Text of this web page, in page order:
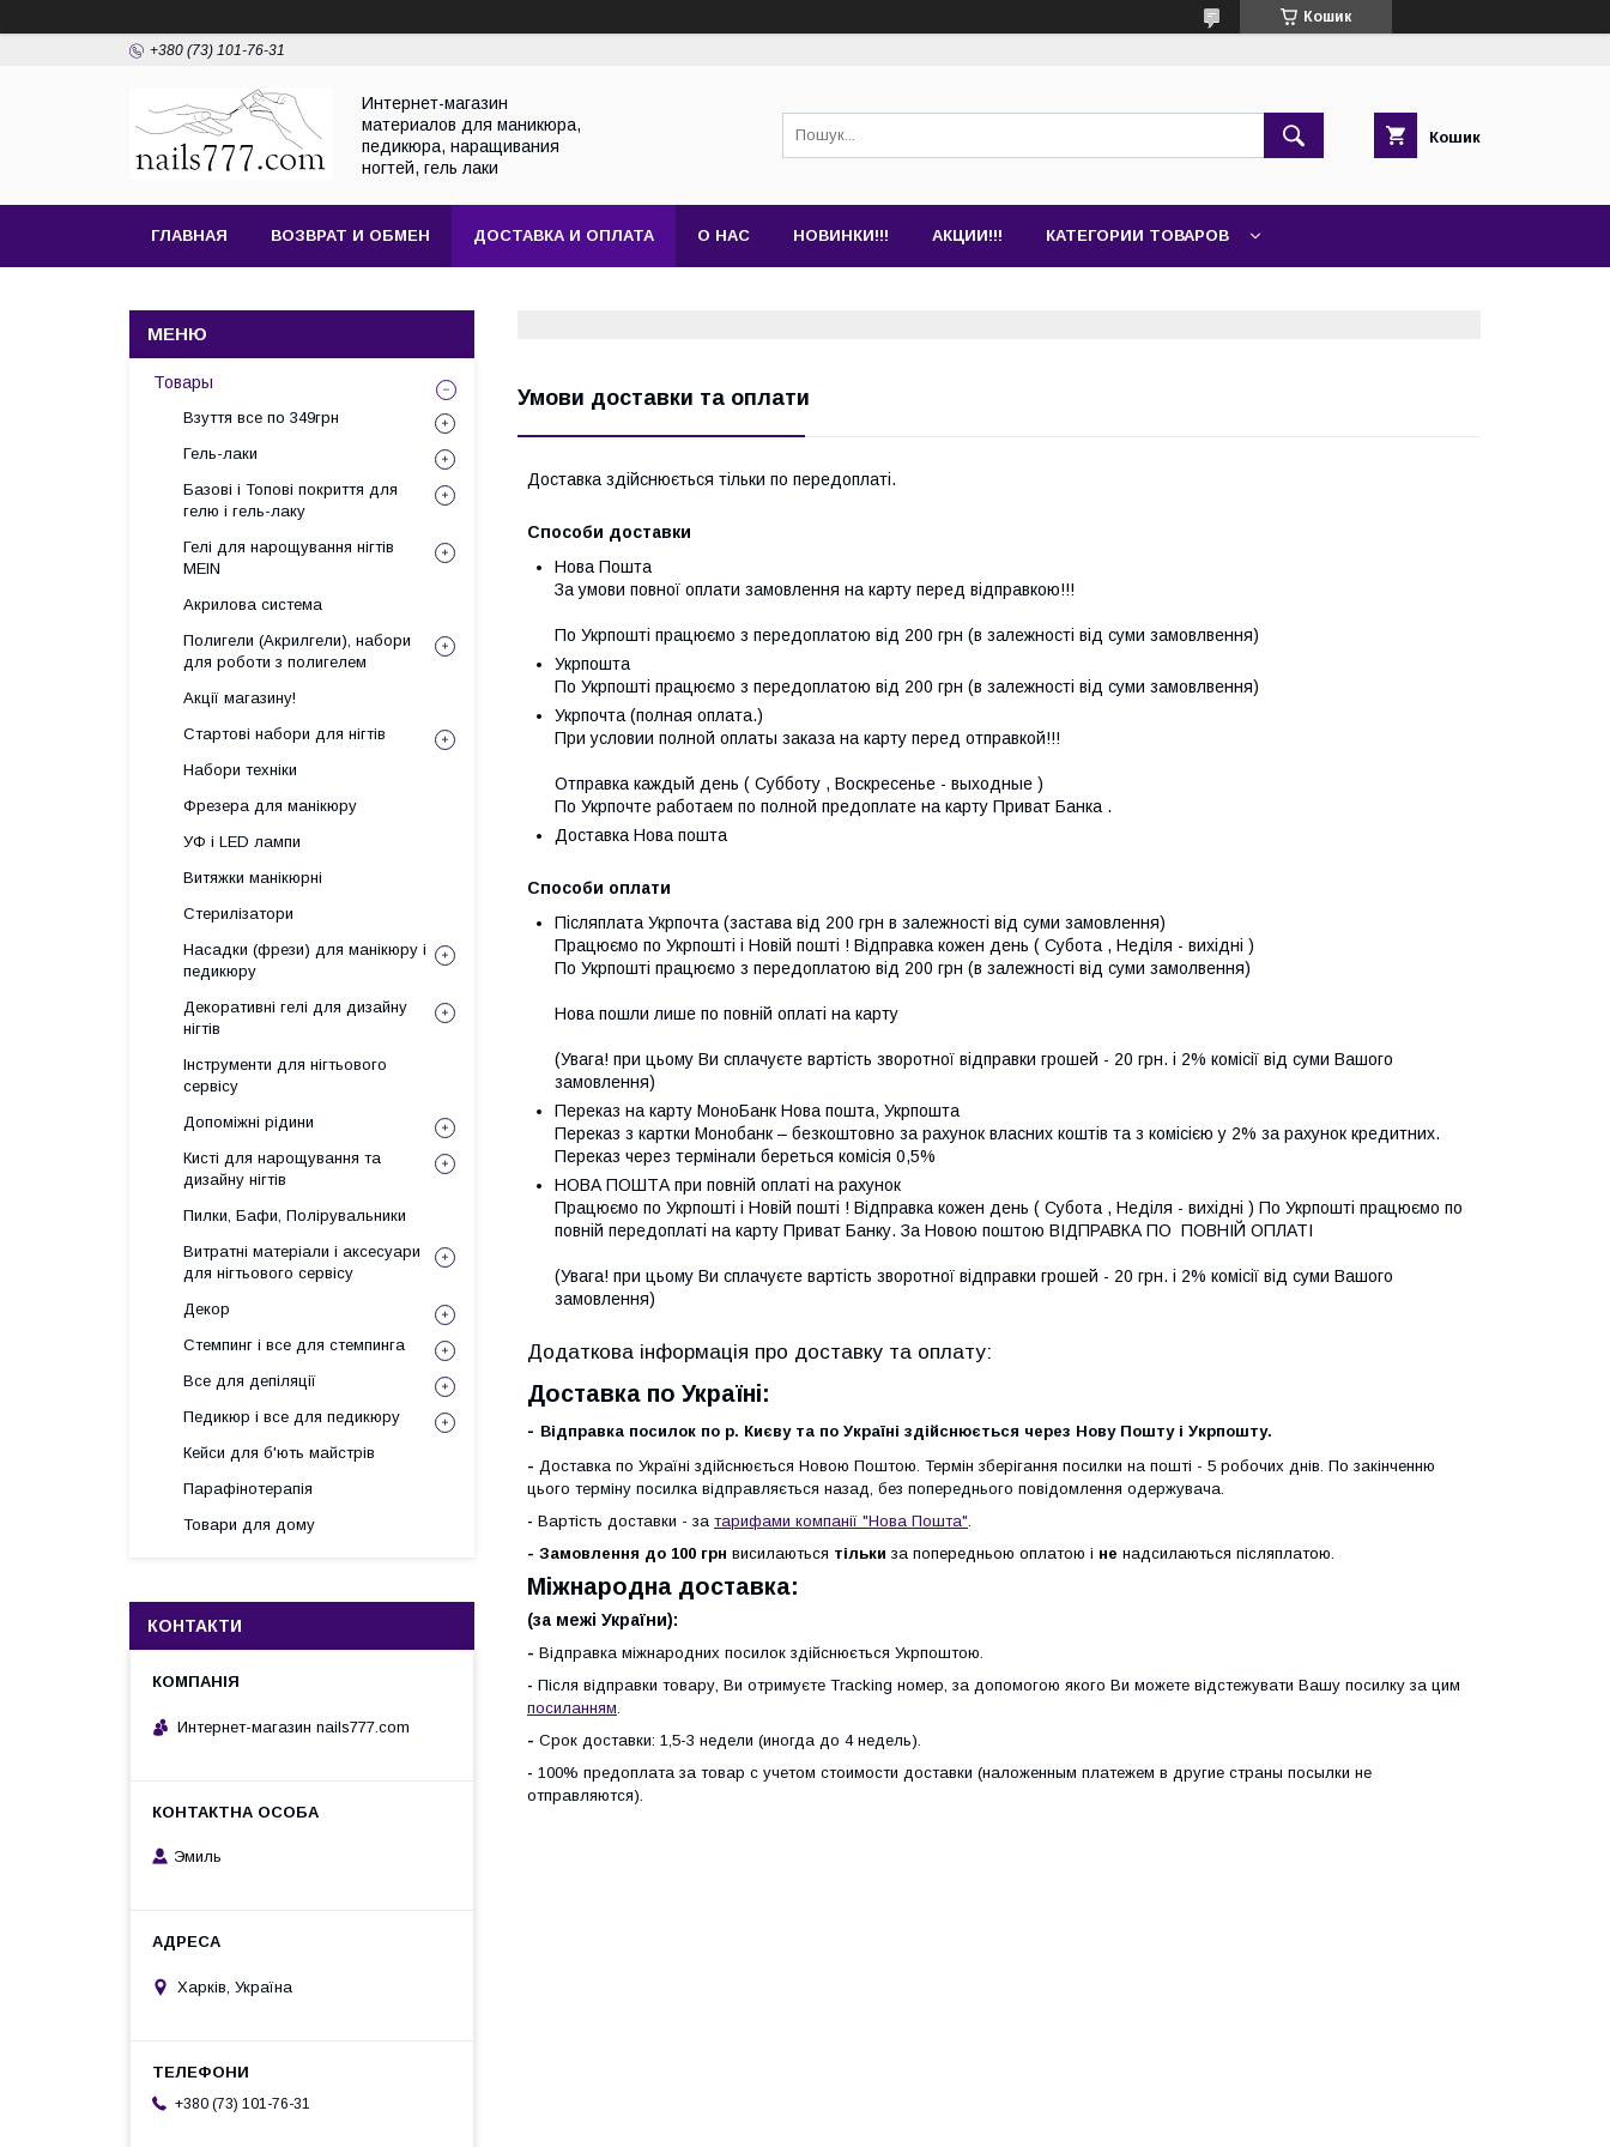
Кошик
+380 (73) 101-76-31
Интернет-магазин
материалов для маникюра,
педикюра, наращивания
ногтей, гель лаки
Кошик
ГЛАВНАЯ ВОЗВРАТ И ОБМЕН ДОСТАВКА И ОПЛАТА О НАС НОВИНКИ!!! АКЦИИ!!! КАТЕГОРИИ ТОВАРОВ
Умови доставки та оплати
Доставка здійснюється тільки по передоплаті.
Способи доставки
Нова Пошта
За умови повної оплати замовлення на карту перед відправкою!!!
По Укрпошті працюємо з передоплатою від 200 грн (в залежності від суми замовлвення)
Укрпошта
По Укрпошті працюємо з передоплатою від 200 грн (в залежності від суми замовлвення)
Укрпочта (полная оплата.)
При условии полной оплаты заказа на карту перед отправкой!!!
Отправка каждый день ( Субботу , Воскресенье - выходные )
По Укрпочте работаем по полной предоплате на карту Приват Банка .
Доставка Нова пошта
Способи оплати
Післяплата Укрпочта (застава від 200 грн в залежності від суми замовлення)
Працюємо по Укрпошті і Новій пошті ! Відправка кожен день ( Субота , Неділя - вихідні )
По Укрпошті працюємо з передоплатою від 200 грн (в залежності від суми замолвення)
Нова пошли лише по повній оплаті на карту
(Увага! при цьому Ви сплачуєте вартість зворотної відправки грошей - 20 грн. і 2% комісії від суми Вашого
замовлення)
Переказ на карту МоноБанк Нова пошта, Укрпошта
Переказ з картки Монобанк – безкоштовно за рахунок власних коштів та з комісією у 2% за рахунок кредитних.
Переказ через термінали береться комісія 0,5%
НОВА ПОШТА при повній оплаті на рахунок
Працюємо по Укрпошті і Новій пошті ! Відправка кожен день ( Субота , Неділя - вихідні ) По Укрпошті працюємо по
повній передоплаті на карту Приват Банку. За Новою поштою ВІДПРАВКА ПО  ПОВНІЙ ОПЛАТІ
(Увага! при цьому Ви сплачуєте вартість зворотної відправки грошей - 20 грн. і 2% комісії від суми Вашого
замовлення)
Доставка по Україні:
- Відправка посилок по р. Києву та по Україні здійснюється через Нову Пошту і Укрпошту.
- Доставка по Україні здійснюється Новою Поштою. Термін зберігання посилки на пошті - 5 робочих днів. По закінченню
цього терміну посилка відправляється назад, без попереднього повідомлення одержувача.
- Вартість доставки - за тарифами компанії "Нова Пошта".
- Замовлення до 100 грн висилаються тільки за попередньою оплатою і не надсилаються післяплатою.
Міжнародна доставка:
(за межі України):
- Відправка міжнародних посилок здійснюється Укрпоштою.
- Після відправки товару, Ви отримуєте Tracking номер, за допомогою якого Ви можете відстежувати Вашу посилку за цим
посиланням.
- Срок доставки: 1,5-3 недели (иногда до 4 недель).
- 100% предоплата за товар с учетом стоимости доставки (наложенным платежем в другие страны посылки не
отправляются).
Товары
Взуття все по 349грн
Гель-лаки
Базові і Топові покриття для
гелю і гель-лаку
Гелі для нарощування нігтів
MEIN
Акрилова система
Полигели (Акрилгели), набори
для роботи з полигелем
Акції магазину!
Стартові набори для нігтів
Набори техніки
Фрезера для манікюру
УФ і LED лампи
Витяжки манікюрні
Стерилізатори
Насадки (фрези) для манікюру і
педикюру
Декоративні гелі для дизайну
нігтів
Інструменти для нігтьового
сервісу
Допоміжні рідини
Кисті для нарощування та
дизайну нігтів
Пилки, Бафи, Полірувальники
Витратні матеріали і аксесуари
для нігтьового сервісу
Декор
Стемпинг і все для стемпинга
Все для депіляції
Педикюр і все для педикюру
Кейси для б'ють майстрів
Парафінотерапія
Товари для дому
КОНТАКТИ
Интернет-магазин nails777.com
Эмиль
Харків, Україна
+380 (73) 101-76-31